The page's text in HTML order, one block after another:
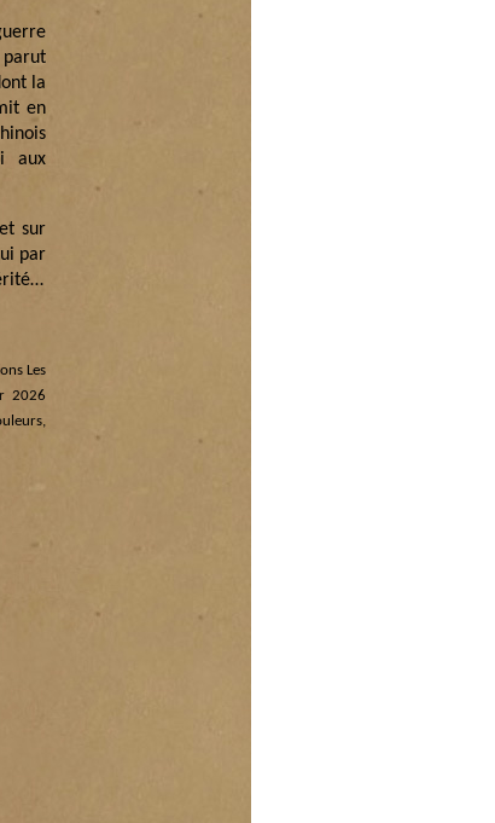
parut
la
en
aux
sur
par
Les
2026